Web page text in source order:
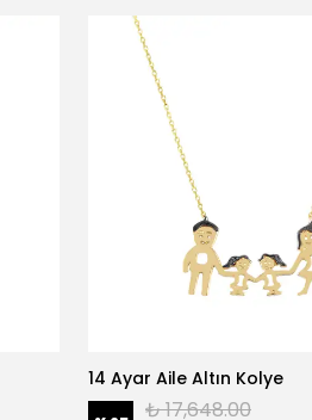
14 Ayar Aile Altın Kolye
₺ 17,648.00